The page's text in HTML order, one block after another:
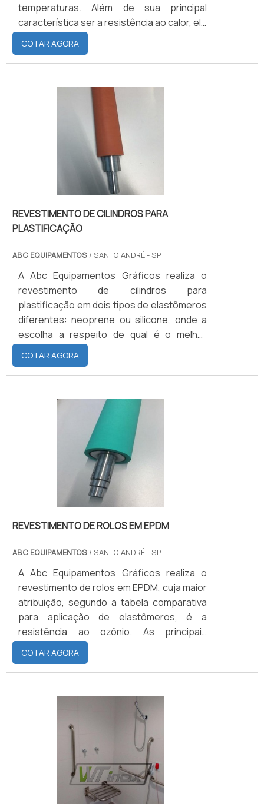
temperaturas. Além de sua principal
característica ser a resistência ao calor, ele
pode ser confeccionado na dureza de 40 a
95 shores, ele também suporta
temperaturas que variam entre mínima de
informações sobre cilindros e suas
vantagensEm relação à resistência aos
ácidos, o revestimento de silicone possui
resistência regular tanto para á.
COTAR AGORA
REVESTIMENTO DE CILINDROS PARA
PLASTIFICAÇÃO
ABC EQUIPAMENTOS / SANTO ANDRÉ - SP
A Abc Equipamentos Gráficos realiza o
revestimento de cilindros para
plastificação em dois tipos de elastômeros
diferentes: neoprene ou silicone, onde a
escolha a respeito de qual é o melhor
material para revestir o cilindro depende do
modo de utilização ao qual o material será
submetido.CONHEÇA MAIS SOBRE O
possui como maior atribuição a grande
resistência a óleo intempéries, sendo
confeccionado com dureza entre 50 a 95
shores e trabalhando sobre a variação de t.
COTAR AGORA
REVESTIMENTO DE ROLOS EM EPDM
ABC EQUIPAMENTOS / SANTO ANDRÉ - SP
A Abc Equipamentos Gráficos realiza o
revestimento de rolos em EPDM, cuja maior
atribuição, segundo a tabela comparativa
para aplicação de elastômeros, é a
resistência ao ozônio. As principais
características do revestimento são: o
material pode ser feito na dureza de 30 a 90
shores, aguentando temperaturas mínimas
NO MATERIAL E UMA BOA
DURABILIDADEEsse material possui:
Excelente resistência dielétrica; Boa
resiliência; Boa resistência a abrasão; Boa
COTAR AGORA